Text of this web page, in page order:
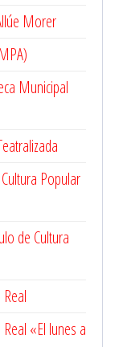
Morer
Municipal
Popular
de Cultura
«El lunes a